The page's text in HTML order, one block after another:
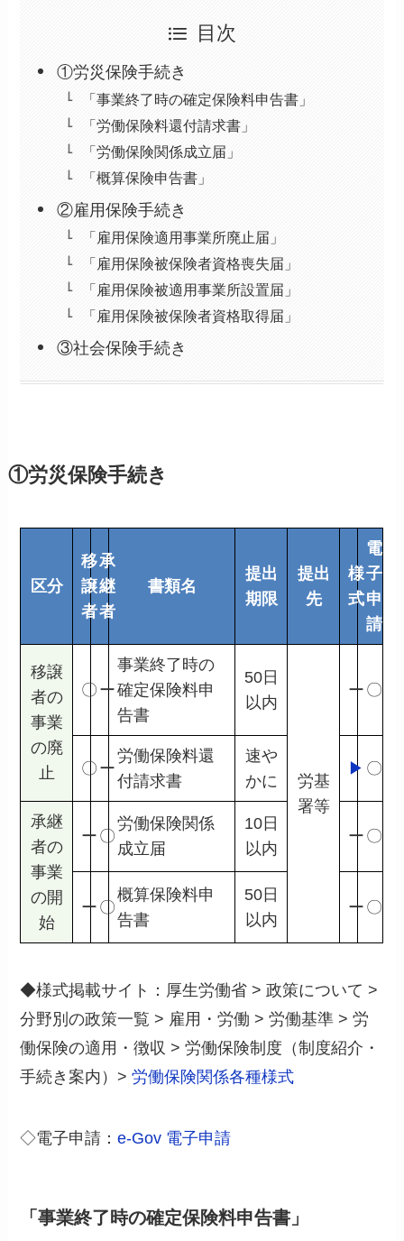
目次
①労災保険手続き
「事業終了時の確定保険料申告書」
「労働保険料還付請求書」
「労働保険関係成立届」
「概算保険申告書」
②雇用保険手続き
「雇用保険適用事業所廃止届」
「雇用保険被保険者資格喪失届」
「雇用保険被適用事業所設置届」
「雇用保険被保険者資格取得届」
③社会保険手続き
①労災保険手続き
区分
移
譲
者
承
継
者
書類名
提出
期限
提出
先
様
式
電
子
申
請
移譲
者の
事業
の廃
止
〇 ー
事業終了時の
確定保険料申
告書
50日
以内
労基
署等
ー 〇
〇 ー
労働保険料還
付請求書
速や
かに
▶ 〇
承継
者の
事業
の開
始
ー 〇
労働保険関係
成立届
10日
以内
ー 〇
ー 〇
概算保険料申
告書
50日
以内
ー 〇
◆様式掲載サイト：厚生労働省 > 政策について >
分野別の政策一覧 > 雇用・労働 > 労働基準 > 労
働保険の適用・徴収 > 労働保険制度（制度紹介・
手続き案内）>労働保険関係各種様式
◇電子申請：e-Gov 電子申請
「事業終了時の確定保険料申告書」